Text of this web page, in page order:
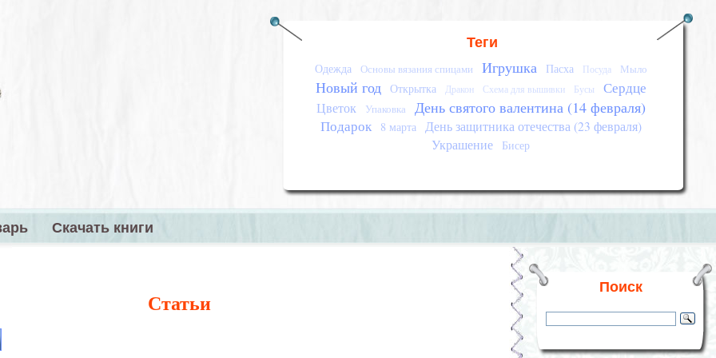
Теги
Одежда Основы вязания спицами Игрушка Пасха Посуда Мыло
Новый год Открытка Дракон Схема для вышивки Бусы Сердце
Цветок Упаковка День святого валентина (14 февраля)
Подарок 8 марта День защитника отечества (23 февраля)
Украшение
Бисер
Скачать книги
Статьи
Поиск